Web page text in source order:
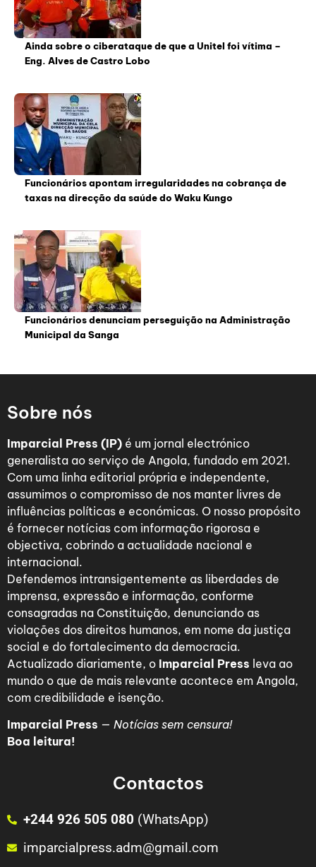
Ainda sobre o ciberataque de que a Unitel foi vítima –
Eng. Alves de Castro Lobo
Funcionários apontam irregularidades na cobrança de
taxas na direcção da saúde do Waku Kungo
Funcionários denunciam perseguição na Administração
Municipal da Sanga
Sobre nós
Imparcial Press (IP) é um jornal electrónico
generalista ao serviço de Angola, fundado em 2021.
Com uma linha editorial própria e independente,
assumimos o compromisso de nos manter livres de
influências políticas e económicas. O nosso propósito
é fornecer notícias com informação rigorosa e
objectiva, cobrindo a actualidade nacional e
internacional.
Defendemos intransigentemente as liberdades de
imprensa, expressão e informação, conforme
consagradas na Constituição, denunciando as
violações dos direitos humanos, em nome da justiça
social e do fortalecimento da democracia.
Actualizado diariamente, o Imparcial Press leva ao
mundo o que de mais relevante acontece em Angola,
com credibilidade e isenção.
Imparcial Press — Notícias sem censura!
Boa leitura!
Contactos
+244 926 505 080 (WhatsApp)
imparcialpress.adm@gmail.com